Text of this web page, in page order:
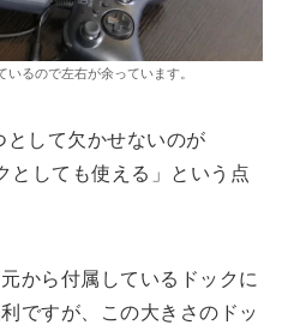
るので左右が余っています。
して欠かせないのが
としても使える」という点
から付属しているドックに
ですが、この大きさのドッ